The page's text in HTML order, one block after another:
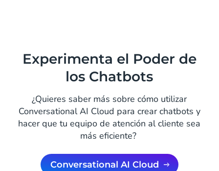
Experimenta el Poder de
los Chatbots
¿Quieres saber más sobre cómo utilizar
Conversational AI Cloud para crear chatbots y
hacer que tu equipo de atención al cliente sea
más eficiente?
Conversational AI Cloud